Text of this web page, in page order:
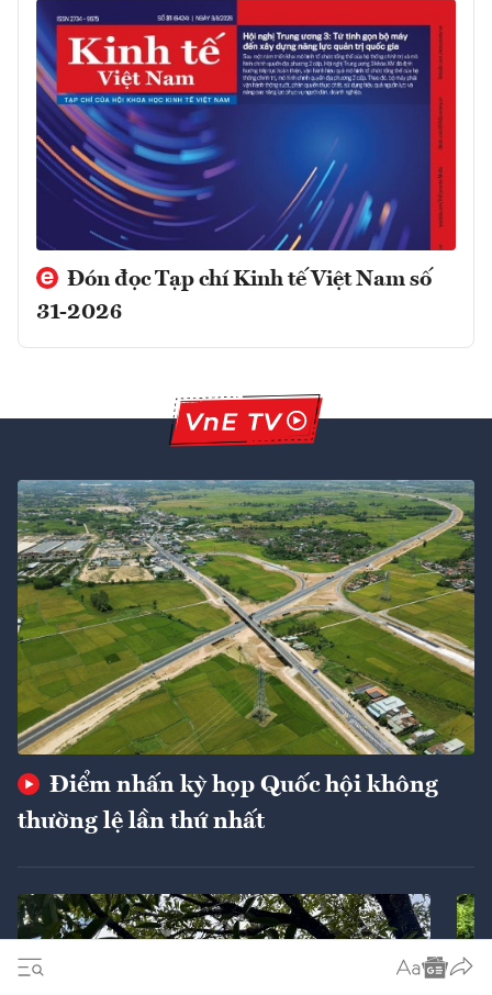
Đón đọc Tạp chí Kinh tế Việt Nam số
31-2026
Điểm nhấn kỳ họp Quốc hội không
thường lệ lần thứ nhất